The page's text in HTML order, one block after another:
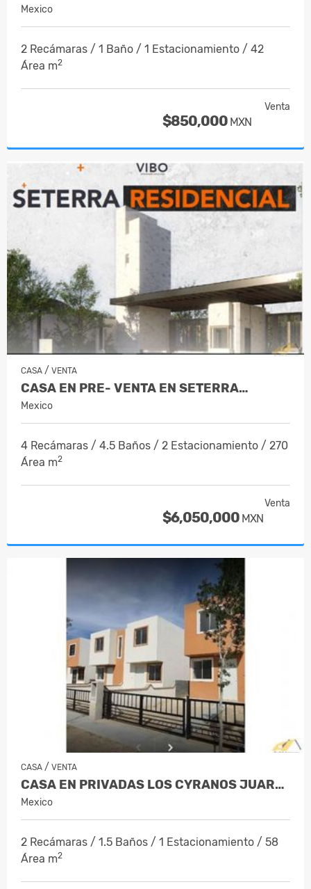
Mexico
2 Recámaras / 1 Baño / 1 Estacionamiento / 42
Área m2
Venta
$850,000 MXN
CASA / VENTA
CASA EN PRE- VENTA EN SETERRA…
Mexico
4 Recámaras / 4.5 Baños / 2 Estacionamiento / 270
Área m2
Venta
$6,050,000 MXN
CASA / VENTA
CASA EN PRIVADAS LOS CYRANOS JUAREZ N…
Mexico
2 Recámaras / 1.5 Baños / 1 Estacionamiento / 58
Área m2